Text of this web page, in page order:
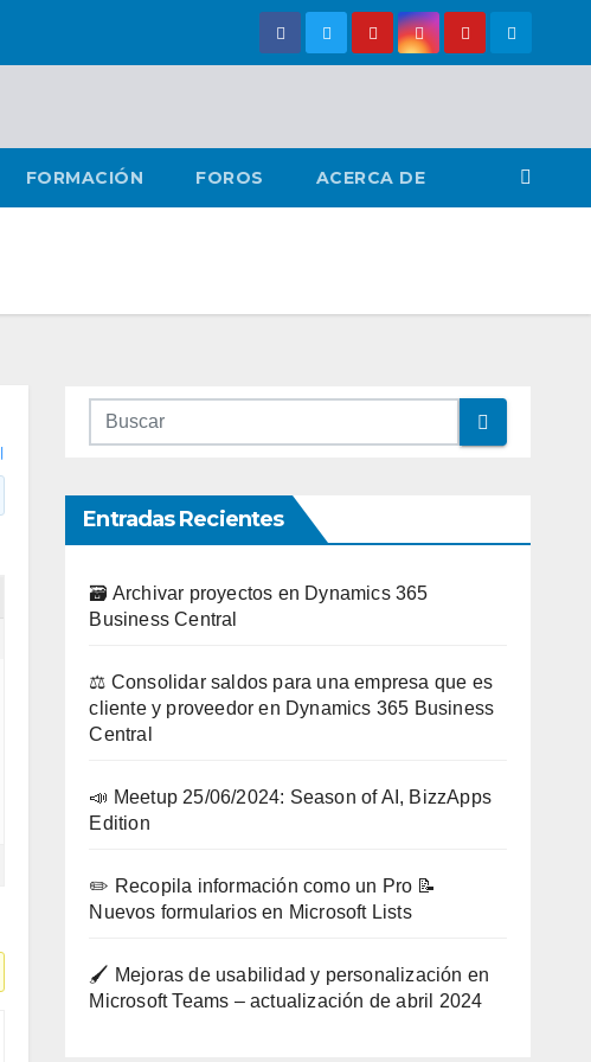
FORMACIÓN FOROS ACERCA DE
Entradas Recientes
🗃️ Archivar proyectos en Dynamics 365
Business Central
⚖️ Consolidar saldos para una empresa que es
cliente y proveedor en Dynamics 365 Business
Central
📣 Meetup 25/06/2024: Season of AI, BizzApps
Edition
✏️ Recopila información como un Pro 📝
Nuevos formularios en Microsoft Lists
🖌️ Mejoras de usabilidad y personalización en
Microsoft Teams – actualización de abril 2024